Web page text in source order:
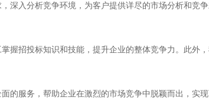
深入分析竞争环境，为客户提供详尽的市场分析和竞
握招投标知识和技能，提升企业的整体竞争力。此外
的服务，帮助企业在激烈的市场竞争中脱颖而出，实现